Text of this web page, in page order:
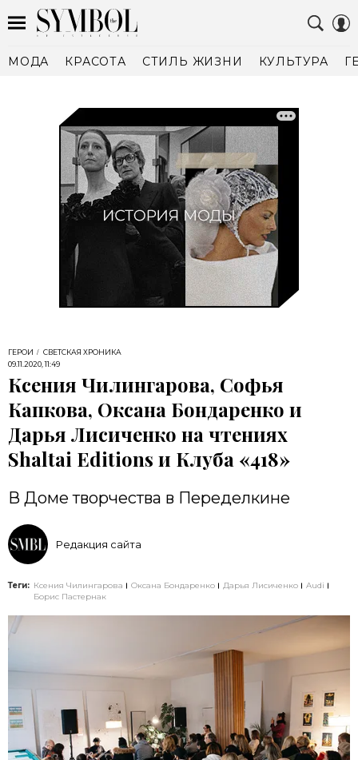
МОДА КРАСОТА СТИЛЬ ЖИЗНИ КУЛЬТУРА
ГЕРОИ
СВЕТСКАЯ ХРОНИКА
09.11.2020, 11:49
Ксения Чилингарова, Софья
Капкова, Оксана Бондаренко и
Дарья Лисиченко на чтениях
Shaltai Editions и Клуба «418»
В Доме творчества в Переделкине
Редакция сайта
Теги: Ксения Чилингарова Оксана Бондаренко Дарья Лисиченко
Audi
Борис Пастернак